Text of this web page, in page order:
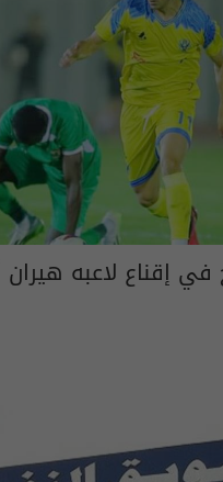
في إقناع لاعبه